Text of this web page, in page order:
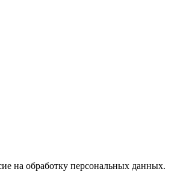
на обработку персональных данных.